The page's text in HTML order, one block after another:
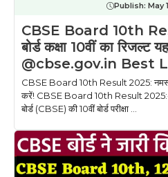
Publish: May
CBSE Board 10th
बोर्ड कक्षा 10वीं का रिजल्ट
@cbse.gov.in Best
CBSE Board 10th Result 2025: नमस्ते
करें! CBSE Board 10th Result 2025:-
बोर्ड (CBSE) की 10वीं बोर्ड परीक्षा ...